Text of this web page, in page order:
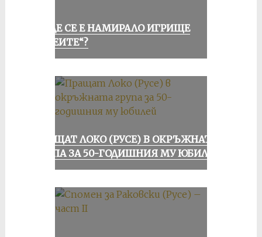
КЪДЕ СЕ Е НАМИРАЛО ИГРИЩЕ
„АЛЕИТЕ“?
ПРАЩАТ ЛОКО (РУСЕ) В ОКРЪЖНАТА
ГРУПА ЗА 50-ГОДИШНИЯ МУ ЮБИЛЕЙ